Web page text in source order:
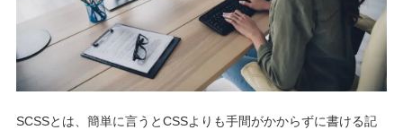
SCSSとは、簡単に言うとCSSよりも手間がかからずに書ける記